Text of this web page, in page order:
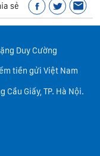
sẻ
Duy Cường
tiền gửi Việt Nam
Cầu Giấy, TP. Hà Nội.